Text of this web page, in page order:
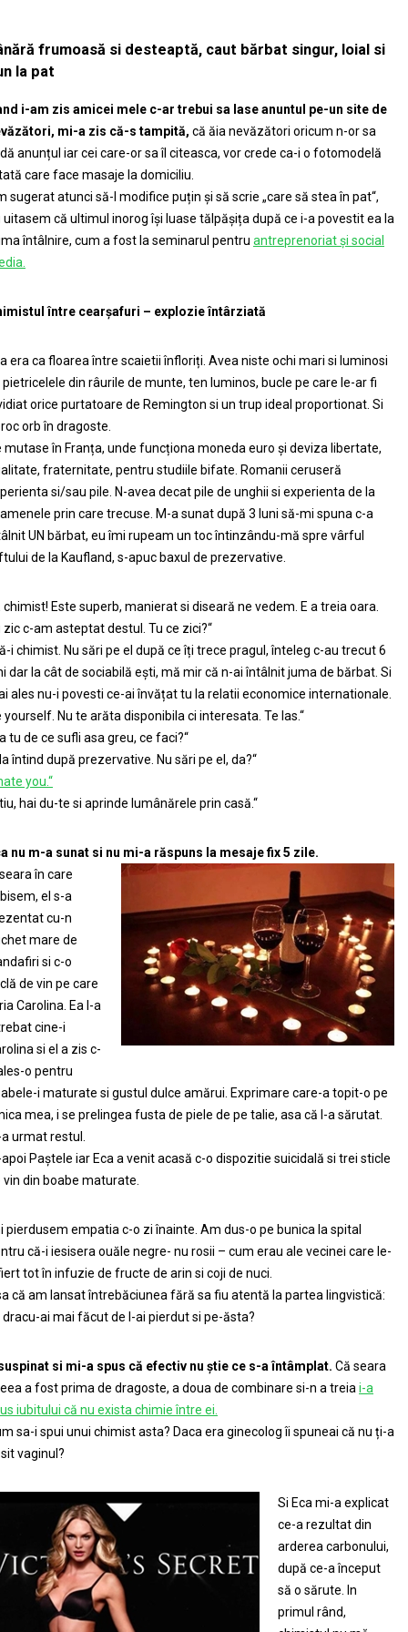
frumoasă si desteaptă, caut bărbat singur, loial si
la pat
i-am zis amicei mele c-ar trebui sa lase anuntul pe-un site de
mi-a zis că-s tampită, că ăia nevăzători oricum n-or sa
anunțul iar cei care-or sa îl citeasca, vor crede ca-i o fotomodelă
care face masaje la domiciliu.
sugerat atunci să-l modifice puțin și să scrie „care să stea în pat“,
uitasem că ultimul inorog își luase tălpășița după ce i-a povestit ea la
întâlnire, cum a fost la seminarul pentru antreprenoriat și social
între cearșafuri – explozie întârziată
era ca floarea între scaietii înfloriți. Avea niste ochi mari si luminosi
pietricelele din râurile de munte, ten luminos, bucle pe care le-ar fi
orice purtatoare de Remington si un trup ideal proportionat. Si
orb în dragoste.
mutase în Franța, unde funcționa moneda euro și deviza libertate,
fraternitate, pentru studiile bifate. Romanii ceruseră
si/sau pile. N-avea decat pile de unghii si experienta de la
prin care trecuse. M-a sunat după 3 luni să-mi spuna c-a
UN bărbat, eu îmi rupeam un toc întinzându-mă spre vârful
de la Kaufland, s-apuc baxul de prezervative.
chimist! Este superb, manierat si diseară ne vedem. E a treia oara.
zic c-am asteptat destul. Tu ce zici?“
i chimist. Nu sări pe el după ce îți trece pragul, înteleg c-au trecut 6
dar la cât de sociabilă ești, mă mir că n-ai întâlnit juma de bărbat. Si
ales nu-i povesti ce-ai învățat tu la relatii economice internationale.
yourself. Nu te arăta disponibila ci interesata. Te las.“
tu de ce sufli asa greu, ce faci?“
întind după prezervative. Nu sări pe el, da?“
you.“
hai du-te si aprinde lumânărele prin casă.“
nu m-a sunat si nu mi-a răspuns la mesaje fix 5 zile.
în care
el s-a
cu-n
mare de
si c-o
de vin pe care
Carolina. Ea l-a
cine-i
si el a zis c-
o pentru
i maturate si gustul dulce amărui. Exprimare care-a topit-o pe
mea, i se prelingea fusta de piele de pe talie, asa că l-a sărutat.
urmat restul.
Paștele iar Eca a venit acasă c-o dispozitie suicidală si trei sticle
vin din boabe maturate.
pierdusem empatia c-o zi înainte. Am dus-o pe bunica la spital
că-i iesisera ouăle negre- nu rosii – cum erau ale vecinei care le-
tot în infuzie de fructe de arin si coji de nuci.
că am lansat întrebăciunea fără sa fiu atentă la partea lingvistică:
dracu-ai mai făcut de l-ai pierdut si pe-ăsta?
si mi-a spus că efectiv nu știe ce s-a întâmplat. Că seara
a fost prima de dragoste, a doua de combinare si-n a treia i-a
iubitului că nu exista chimie între ei.
sa-i spui unui chimist asta? Daca era ginecolog îi spuneai că nu ți-a
vaginul?
Si Eca mi-a explicat
ce-a rezultat din
arderea carbonului,
după ce-a început
să o sărute. In
primul rând,